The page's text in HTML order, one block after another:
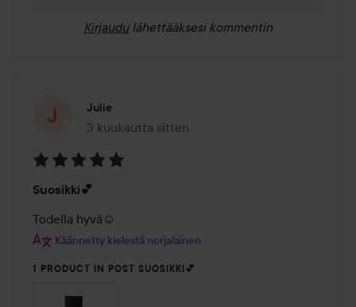
Kirjaudu lähettääksesi kommentin
Julie
3 kuukautta sitten
Viesti luotiin 3 kuukautta sitten
5
/
5
Suosikki💕
Todella hyvä☺️
Käännetty kielestä norjalainen
1 PRODUCT IN POST SUOSIKKI💕